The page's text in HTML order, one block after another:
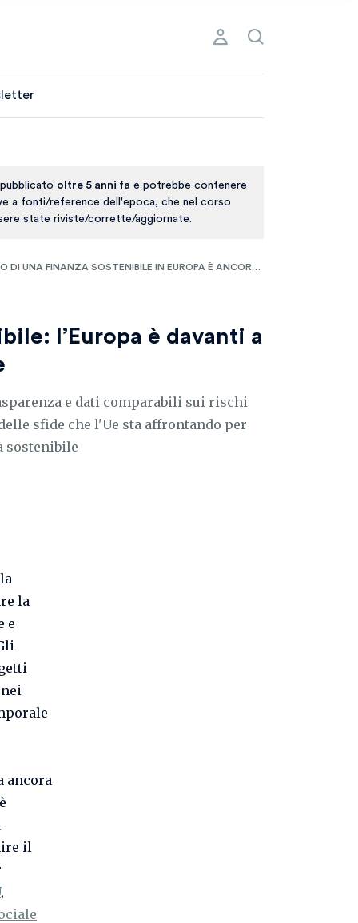
oltre 5 anni fa e potrebbe contenere
a fonti/reference dell'epoca, che nel corso
state riviste/corrette/aggiornate.
FINANZA SOSTENIBILE IN EUROPA È ANCORA LONTANO
l’Europa è davanti a
e dati comparabili sui rischi
sfide che l'Ue sta affrontando per
sostenibile
la
e
nei
ancora
il
,